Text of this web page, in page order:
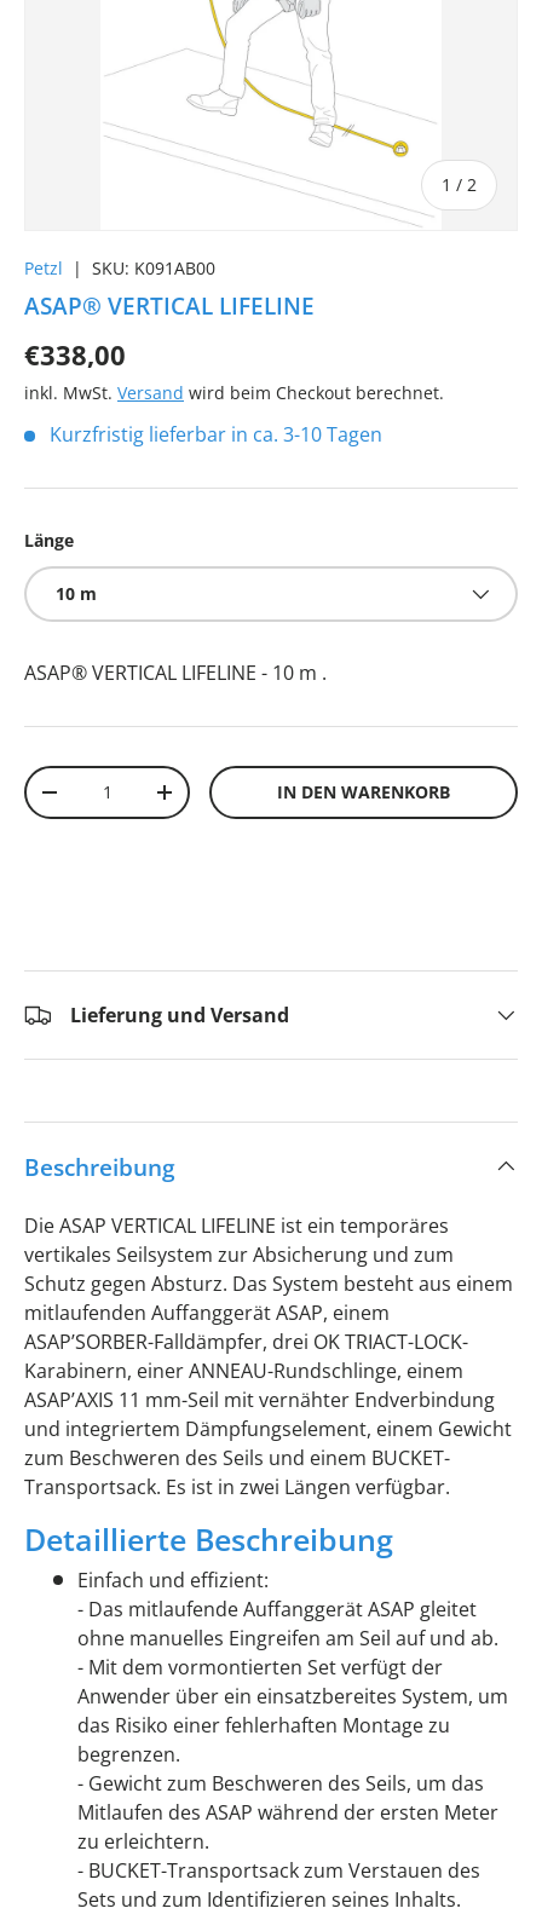
1 / von
2
Petzl | SKU: K091AB00
ASAP® VERTICAL LIFELINE
€338,00
inkl. MwSt. Versand wird beim Checkout berechnet.
Kurzfristig lieferbar in ca. 3-10 Tagen
Länge
10 m
ASAP® VERTICAL LIFELINE - 10 m .
Anzahl
-
+ IN DEN WARENKORB
Lieferung und Versand
Beschreibung
Die ASAP VERTICAL LIFELINE ist ein temporäres
vertikales Seilsystem zur Absicherung und zum
Schutz gegen Absturz. Das System besteht aus einem
mitlaufenden Auffanggerät ASAP, einem
ASAP’SORBER-Falldämpfer, drei OK TRIACT-LOCK-
Karabinern, einer ANNEAU-Rundschlinge, einem
ASAP’AXIS 11 mm-Seil mit vernähter Endverbindung
und integriertem Dämpfungselement, einem Gewicht
zum Beschweren des Seils und einem BUCKET-
Transportsack. Es ist in zwei Längen verfügbar.
Detaillierte Beschreibung
Einfach und effizient:
- Das mitlaufende Auffanggerät ASAP gleitet
ohne manuelles Eingreifen am Seil auf und ab.
- Mit dem vormontierten Set verfügt der
Anwender über ein einsatzbereites System, um
das Risiko einer fehlerhaften Montage zu
begrenzen.
- Gewicht zum Beschweren des Seils, um das
Mitlaufen des ASAP während der ersten Meter
zu erleichtern.
- BUCKET-Transportsack zum Verstauen des
Sets und zum Identifizieren seines Inhalts.